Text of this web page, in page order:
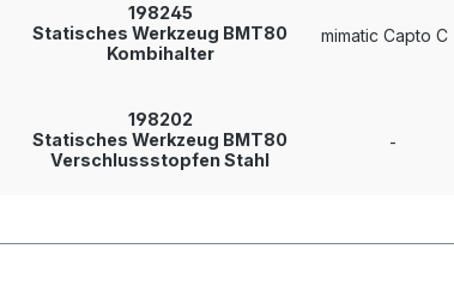
198245
Statisches Werkzeug BMT80
Kombihalter
mimatic Capto C
198202
Statisches Werkzeug BMT80
Verschlussstopfen Stahl
-